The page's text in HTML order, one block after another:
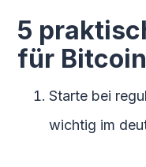
5
für
Starte bei
wichtig im